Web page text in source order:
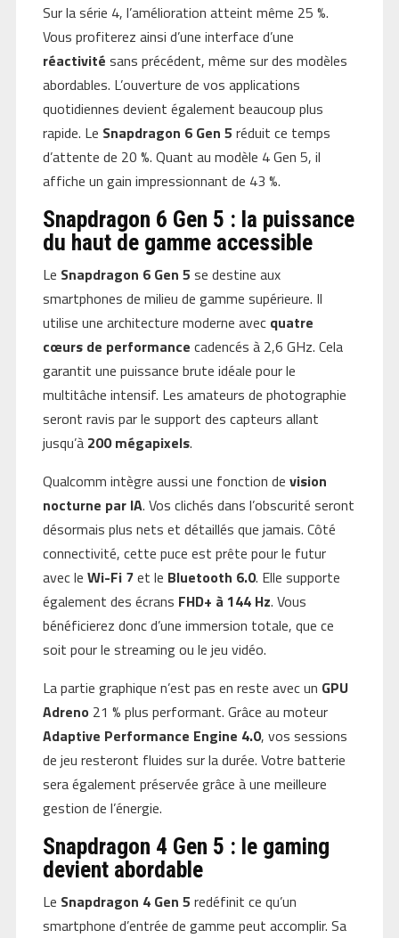
Sur la série 4, l’amélioration atteint même 25 %.
Vous profiterez ainsi d’une interface d’une
réactivité sans précédent, même sur des modèles
abordables. L’ouverture de vos applications
quotidiennes devient également beaucoup plus
rapide. Le Snapdragon 6 Gen 5 réduit ce temps
d’attente de 20 %. Quant au modèle 4 Gen 5, il
affiche un gain impressionnant de 43 %.
Snapdragon 6 Gen 5 : la puissance
du haut de gamme accessible
Le Snapdragon 6 Gen 5 se destine aux
smartphones de milieu de gamme supérieure. Il
utilise une architecture moderne avec quatre
cœurs de performance cadencés à 2,6 GHz. Cela
garantit une puissance brute idéale pour le
multitâche intensif. Les amateurs de photographie
seront ravis par le support des capteurs allant
jusqu’à 200 mégapixels.
Qualcomm intègre aussi une fonction de vision
nocturne par IA. Vos clichés dans l’obscurité seront
désormais plus nets et détaillés que jamais. Côté
connectivité, cette puce est prête pour le futur
avec le Wi-Fi 7et le Bluetooth 6.0. Elle supporte
également des écrans FHD+ à 144 Hz. Vous
bénéficierez donc d’une immersion totale, que ce
soit pour le streaming ou le jeu vidéo.
La partie graphique n’est pas en reste avec un GPU
Adreno 21 % plus performant. Grâce au moteur
Adaptive Performance Engine 4.0, vos sessions
de jeu resteront fluides sur la durée. Votre batterie
sera également préservée grâce à une meilleure
gestion de l’énergie.
Snapdragon 4 Gen 5 : le gaming
devient abordable
Le Snapdragon 4 Gen 5 redéfinit ce qu’un
smartphone d’entrée de gamme peut accomplir. Sa